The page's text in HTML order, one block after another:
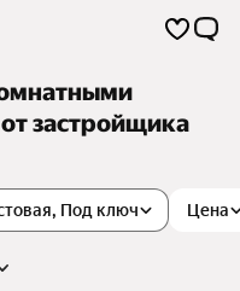
застройщика
Цена
Под ключ